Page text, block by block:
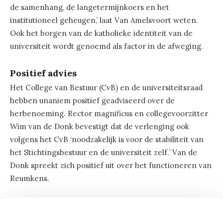
de samenhang, de langetermijnkoers en het
institutioneel geheugen,’ laat Van Amelsvoort weten.
Ook het borgen van de katholieke identiteit van de
universiteit wordt genoemd als factor in de afweging.
Positief advies
Het College van Bestuur (CvB) en de universiteitsraad
hebben unaniem positief geadviseerd over de
herbenoeming. Rector magnificus en collegevoorzitter
Wim van de Donk bevestigt dat de verlenging ook
volgens het CvB ‘noodzakelijk is voor de stabiliteit van
het Stichtingsbestuur en de universiteit zelf.’ Van de
Donk spreekt zich positief uit over het functioneren van
Reumkens.